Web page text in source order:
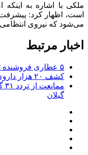
ملکی با اشاره به
است، اظهار کرد:
می‌شود که نیروی
اخبار مرتبط
۵ عطاری فروشنده ترامادول پلمپ شد
کشف ۲۰ هزار داروی قاچاق از یک منزل در رشت
گیلان